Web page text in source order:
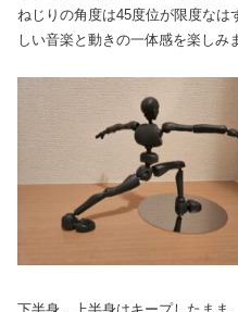
ねじりの角度は45度位が限度な
しい音楽と動きの一体感を楽しみ